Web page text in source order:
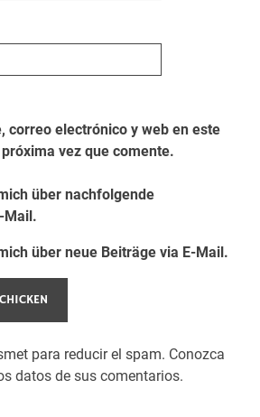
correo electrónico y web en este
vez que comente.
über nachfolgende
Mail.
über neue Beiträge via E-Mail.
para reducir el spam. Conozca
datos de sus comentarios.